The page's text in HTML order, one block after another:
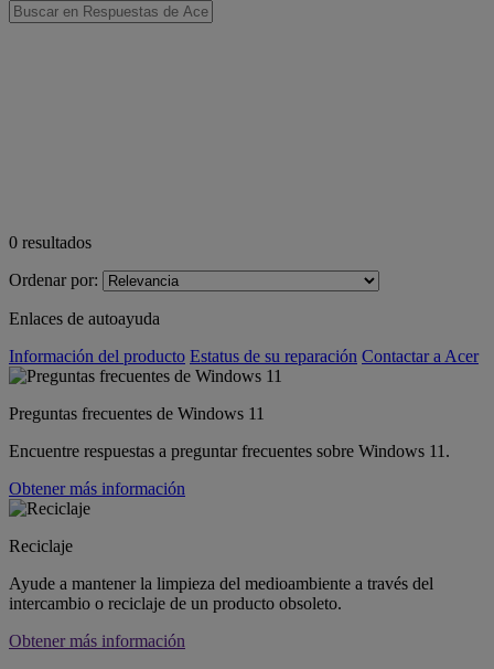
0 resultados
Ordenar por:
Enlaces de autoayuda
Información del producto Estatus de su reparación Contactar a Acer
Preguntas frecuentes de Windows 11
Encuentre respuestas a preguntar frecuentes sobre Windows 11.
Obtener más información
Reciclaje
Ayude a mantener la limpieza del medioambiente a través del
intercambio o reciclaje de un producto obsoleto.
Obtener más información